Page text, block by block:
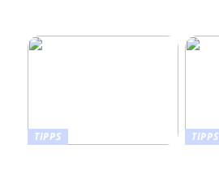
TIPPS
TIPPS